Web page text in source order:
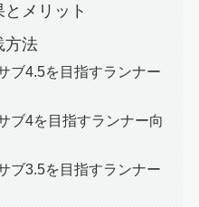
メリット
方法
ブ4.5を目指すランナー
ブ4を目指すランナー向
ブ3.5を目指すランナー